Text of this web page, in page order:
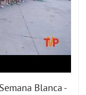
Blanca -